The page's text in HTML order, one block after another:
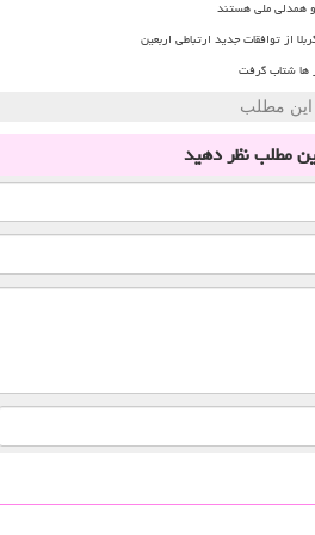
همدلی ملی هستند
از توافقات جدید ارتباطی اربعین
ها شتاب گرفت
این مطلب
مطلبنظر دهید